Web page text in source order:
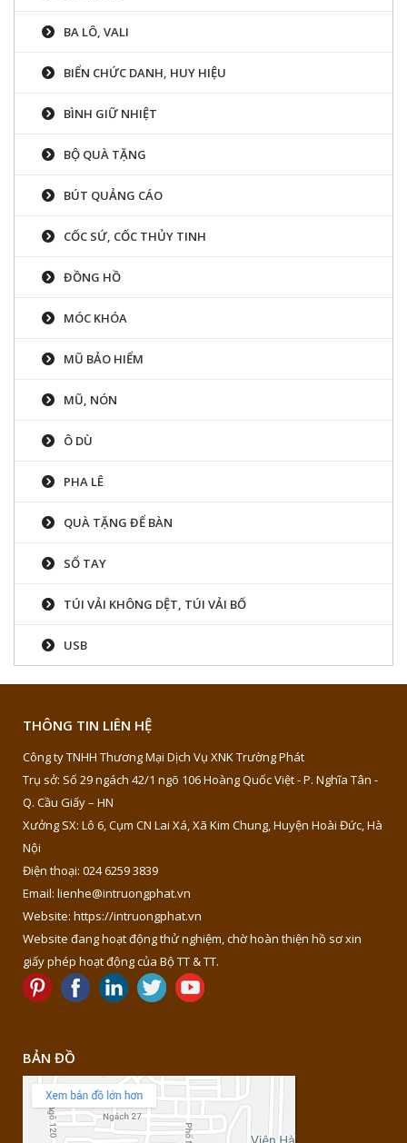
BA LÔ, VALI
BIỂN CHỨC DANH, HUY HIỆU
BÌNH GIỮ NHIỆT
BỘ QUÀ TẶNG
BÚT QUẢNG CÁO
CỐC SỨ, CỐC THỦY TINH
ĐỒNG HỒ
MÓC KHÓA
MŨ BẢO HIỂM
MŨ, NÓN
Ô DÙ
PHA LÊ
QUÀ TẶNG ĐỂ BÀN
SỔ TAY
TÚI VẢI KHÔNG DỆT, TÚI VẢI BỐ
USB
THÔNG TIN LIÊN HỆ
Công ty TNHH Thương Mại Dịch Vụ XNK Trường Phát
Trụ sở: Số 29 ngách 42/1 ngõ 106 Hoàng Quốc Việt - P. Nghĩa Tân -
Q. Cầu Giấy – HN
Xưởng SX: Lô 6, Cụm CN Lai Xá, Xã Kim Chung, Huyện Hoài Đức, Hà
Nội
Điện thoại: 024 6259 3839
Email: lienhe@intruongphat.vn
Website: https://intruongphat.vn
Website đang hoạt động thử nghiệm, chờ hoàn thiện hồ sơ xin
giấy phép hoạt động của Bộ TT & TT.
BẢN ĐỒ